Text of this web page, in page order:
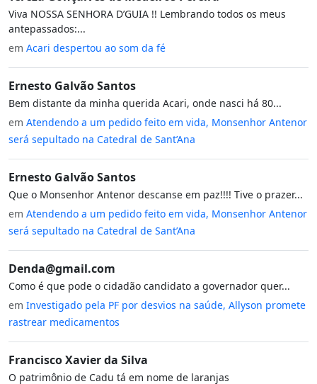
Viva NOSSA SENHORA D’GUIA !! Lembrando todos os meus
antepassados:...
em Acari despertou ao som da fé
Ernesto Galvão Santos
Bem distante da minha querida Acari, onde nasci há 80...
em Atendendo a um pedido feito em vida, Monsenhor Antenor
será sepultado na Catedral de Sant’Ana
Ernesto Galvão Santos
Que o Monsenhor Antenor descanse em paz!!!! Tive o prazer...
em Atendendo a um pedido feito em vida, Monsenhor Antenor
será sepultado na Catedral de Sant’Ana
Denda@gmail.com
Como é que pode o cidadão candidato a governador quer...
em Investigado pela PF por desvios na saúde, Allyson promete
rastrear medicamentos
Francisco Xavier da Silva
O patrimônio de Cadu tá em nome de laranjas